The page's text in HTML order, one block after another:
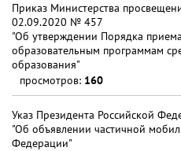
Приказ Министерства
02.09.2020 № 457
"Об утверждении Порядка
образовательным программам
образования"
просмотров: 160
Указ Президента Российской
"Об объявлении частичной
Федерации"